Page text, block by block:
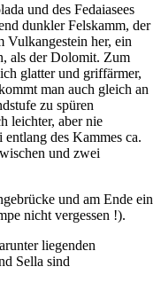
und des Fedaiasees
dunkler Felskamm, der
Vulkangestein her, ein
als der Dolomit. Zum
glatter und griffärmer,
man auch gleich an
zu spüren
leichter, aber nie
des Kammes ca.
und zwei
und am Ende ein
nicht vergessen !).
liegenden
Sella sind